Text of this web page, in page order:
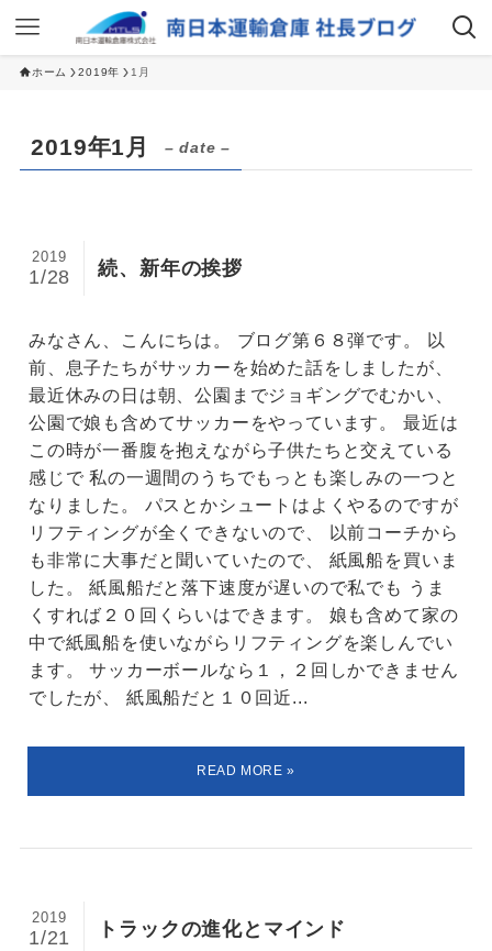
ホーム 2019年 1月
2019年1月 – date –
続、新年の挨拶
2019
1/28
みなさん、こんにちは。 ブログ第６８弾です。 以
前、息子たちがサッカーを始めた話をしましたが、
最近休みの日は朝、公園までジョギングでむかい、
公園で娘も含めてサッカーをやっています。 最近は
この時が一番腹を抱えながら子供たちと交えている
感じで 私の一週間のうちでもっとも楽しみの一つと
なりました。 パスとかシュートはよくやるのですが
リフティングが全くできないので、 以前コーチから
も非常に大事だと聞いていたので、 紙風船を買いま
した。 紙風船だと落下速度が遅いので私でも うま
くすれば２０回くらいはできます。 娘も含めて家の
中で紙風船を使いながらリフティングを楽しんでい
ます。 サッカーボールなら１，２回しかできません
でしたが、 紙風船だと１０回近...
トラックの進化とマインド
2019
1/21